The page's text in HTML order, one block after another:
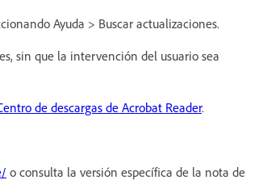
Ayuda > Buscar actualizaciones.
sin que la intervención del usuario sea
de descargas de Acrobat Reader.
o consulta la versión específica de la nota de